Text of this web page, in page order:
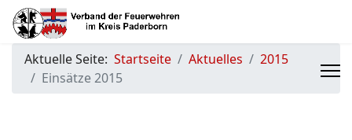
Aktuelle Seite: Startseite Aktuelles
2015
Einsätze 2015